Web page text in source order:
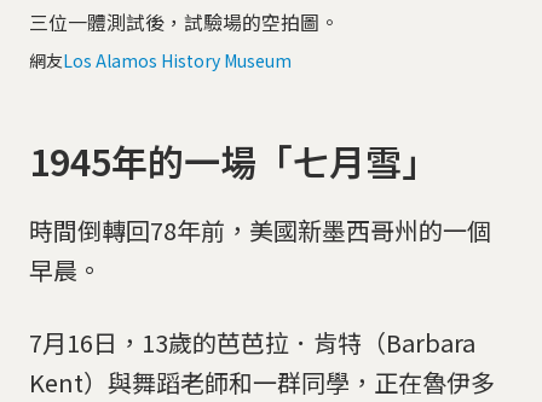
三位一體測試後，試驗場的空拍圖。
網友Los Alamos History Museum
1945年的一場「七月雪」
時間倒轉回78年前，美國新墨西哥州的一個
早晨。
7月16日，13歲的芭芭拉．肯特（Barbara
Kent）與舞蹈老師和一群同學，正在魯伊多